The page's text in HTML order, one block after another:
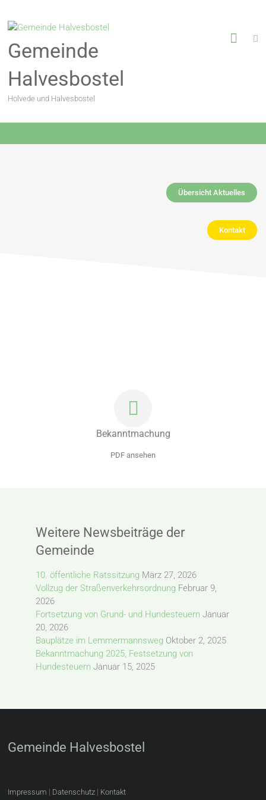
Gemeinde
Halvesbostel
Holvede und Halvesbostel
Übersicht Aktuelles
Kontakt
Bekanntmachung
PDF ansehen
Weitere Newsbeiträge der
Gemeinde
10. öffentliche Ratssitzung März 27, 2026
Vollzug der Straßenverkehrsordnung Februar 9,
2026
Fortsetzung von Grund- und Hundesteuern Januar
20, 2026
Bauplätze im Lemmermannsweg Oktober 2, 2025
Bekanntmachung 2025, Festsetzung von
Hundesteuern Januar 15, 2025
Gemeinde Halvesbostel
Impressum | Datenschutz | Kontakt